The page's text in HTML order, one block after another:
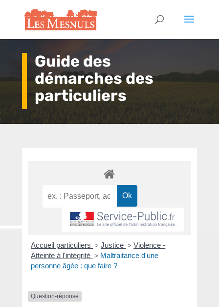
Guide des
démarches des
particuliers
Accueil particuliers > Justice > Violence -
Atteinte à l'intégrité > Maltraitance d'une
personne âgée : que faire ?
Question-réponse